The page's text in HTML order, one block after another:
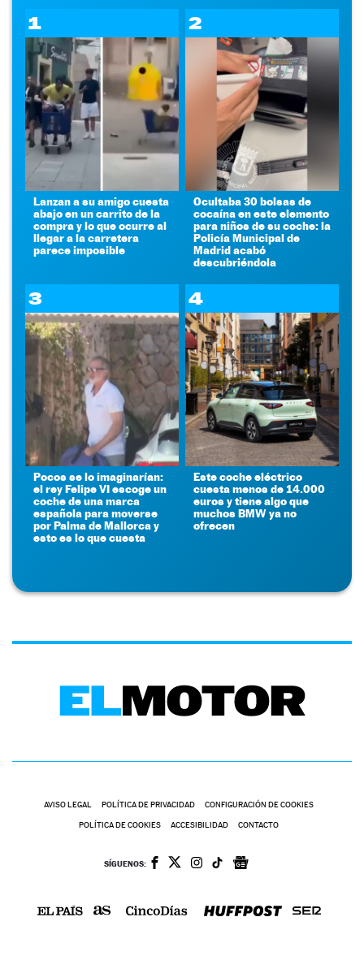
1
Lanzan a su amigo cuesta
abajo en un carrito de la
compra y lo que ocurre al
llegar a la carretera
parece imposible
2
Ocultaba 30 bolsas de
cocaína en este elemento
para niños de su coche: la
Policía Municipal de
Madrid acabó
descubriéndola
3
Pocos se lo imaginarían:
el rey Felipe VI escoge un
coche de una marca
española para moverse
por Palma de Mallorca y
esto es lo que cuesta
4
Este coche eléctrico
cuesta menos de 14.000
euros y tiene algo que
muchos BMW ya no
ofrecen
AVISO LEGAL POLÍTICA DE PRIVACIDAD CONFIGURACIÓN DE COOKIES
POLÍTICA DE COOKIES ACCESIBILIDAD CONTACTO
SÍGUENOS: